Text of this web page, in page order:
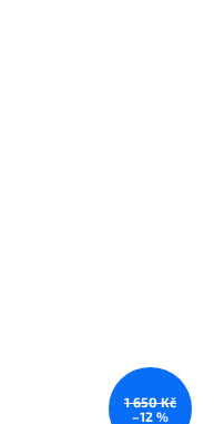
1 650 Kč
–12 %